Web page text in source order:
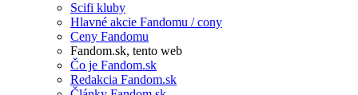
Scifi kluby
Hlavné akcie Fandomu / cony
Ceny Fandomu
Fandom.sk, tento web
Čo je Fandom.sk
Redakcia Fandom.sk